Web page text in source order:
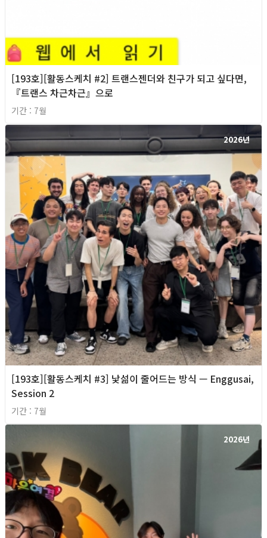
[193호][활동스케치 #2] 트랜스젠더와 친구가 되고 싶다면,
『트랜스 차근차근』으로
기간 : 7월
2026년
[193호][활동스케치 #3] 낯섦이 줄어드는 방식 — Enggusai,
Session 2
기간 : 7월
2026년